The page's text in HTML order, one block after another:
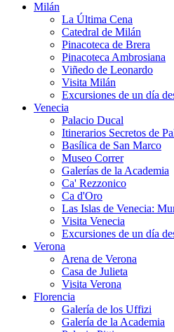
Milán
La Última Cena
Catedral de Milán
Pinacoteca de Brera
Pinacoteca Ambrosiana
Viñedo de Leonardo
Visita Milán
Excursiones de un día
Venecia
Palacio Ducal
Itinerarios Secretos de
Basílica de San Marco
Museo Correr
Galerías de la Academia
Ca' Rezzonico
Ca d'Oro
Las Islas de Venecia:
Visita Venecia
Excursiones de un día
Verona
Arena de Verona
Casa de Julieta
Visita Verona
Florencia
Galería de los Uffizi
Galería de la Academia